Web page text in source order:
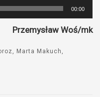
00:00
Przemysław Woś/mk
Marta Makuch